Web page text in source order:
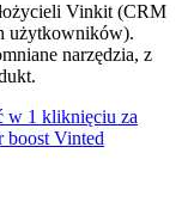
Vinkit (CRM
użytkowników).
narzędzia, z
w 1 kliknięciu za
boost Vinted